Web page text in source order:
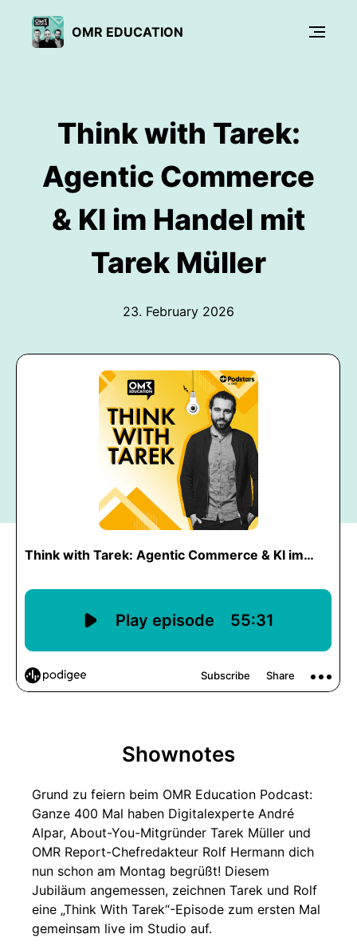
OMR EDUCATION
Think with Tarek:
Agentic Commerce
& KI im Handel mit
Tarek Müller
23. February 2026
Shownotes
Grund zu feiern beim OMR Education Podcast:
Ganze 400 Mal haben Digitalexperte André
Alpar, About-You-Mitgründer Tarek Müller und
OMR Report-Chefredakteur Rolf Hermann dich
nun schon am Montag begrüßt! Diesem
Jubiläum angemessen, zeichnen Tarek und Rolf
eine „Think With Tarek“-Episode zum ersten Mal
gemeinsam live im Studio auf.